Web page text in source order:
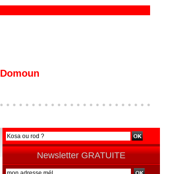
Domoun
Newsletter GRATUITE